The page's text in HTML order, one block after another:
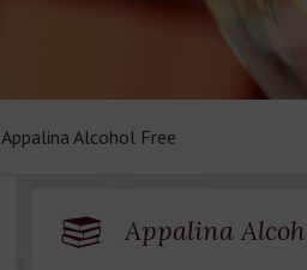
Appalina Alcohol Free
Appalina